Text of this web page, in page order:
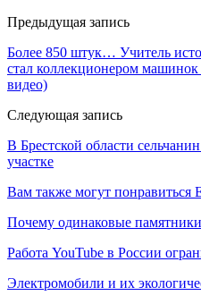
Предыдущая запись
Более 850 штук… Учитель
стал коллекционером
видео)
Следующая запись
В Брестской области
участке
Вам также могут понравиться
Почему одинаковые
Работа YouTube в России
Электромобили и их